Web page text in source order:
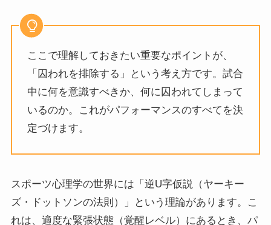
ここで理解しておきたい重要なポイントが、
「囚われを排除する」という考え方です。試合
中に何を意識すべきか、何に囚われてしまって
いるのか。これがパフォーマンスのすべてを決
定づけます。
スポーツ心理学の世界には「逆U字仮説（ヤーキー
ズ・ドットソンの法則）」という理論があります。こ
れは、適度な緊張状態（覚醒レベル）にあるとき、パ